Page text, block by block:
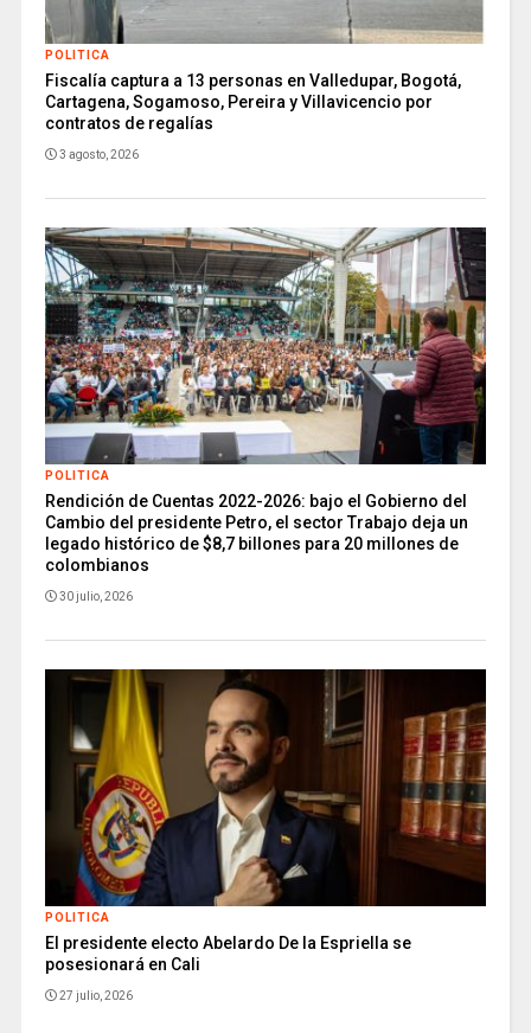
POLITICA
Fiscalía captura a 13 personas en Valledupar, Bogotá,
Cartagena, Sogamoso, Pereira y Villavicencio por
contratos de regalías
3 agosto, 2026
POLITICA
Rendición de Cuentas 2022-2026: bajo el Gobierno del
Cambio del presidente Petro, el sector Trabajo deja un
legado histórico de $8,7 billones para 20 millones de
colombianos
30 julio, 2026
POLITICA
El presidente electo Abelardo De la Espriella se
posesionará en Cali
27 julio, 2026